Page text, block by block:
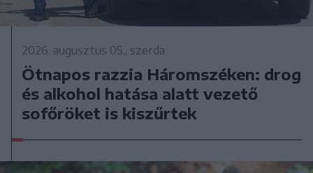
2026. augusztus 05., szerda
Ötnapos razzia Háromszéken: drog
és alkohol hatása alatt vezető
sofőröket is kiszűrtek